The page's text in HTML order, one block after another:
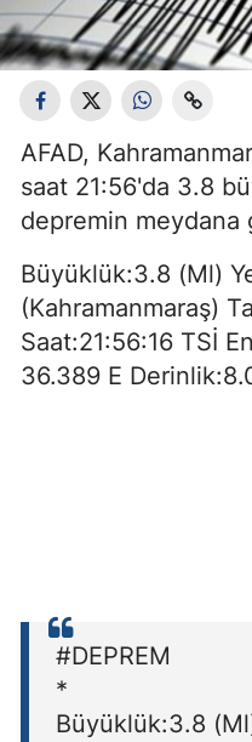
AFAD,
saat 21:56'da 3.8
depremin meydana
Büyüklük:3.8 (Ml)
(Kahramanmaraş)
Saat:21:56:16 TSİ
36.389 E
#DEPREM
*
Büyüklük:3.8